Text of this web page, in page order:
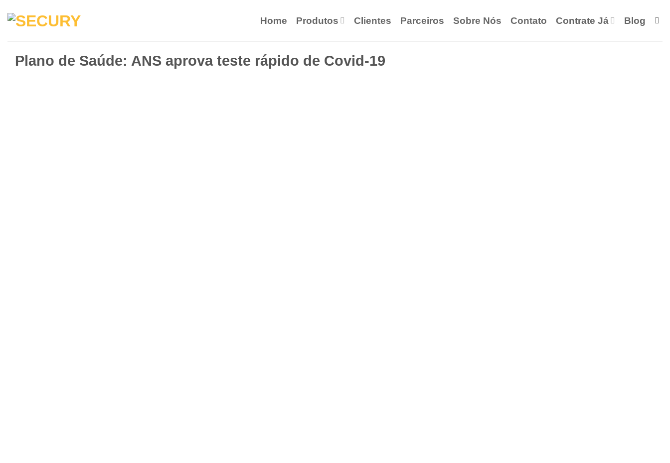
Home Produtos Clientes Parceiros Sobre Nós Contato Contrate Já Blog
Plano de Saúde: ANS aprova teste rápido de Covid-19